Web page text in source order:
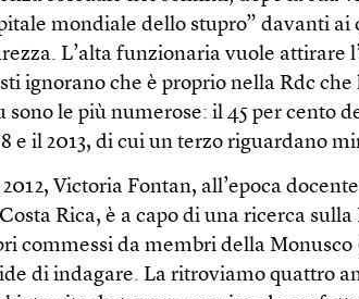
mondiale dello stupro” davanti
L’alta funzionaria vuole attirare
ignorano che è proprio nella Rdc
sono le più numerose: il 45 per cento
e il 2013, di cui un terzo riguardano
Victoria Fontan, all’epoca
Rica, è a capo di una ricerca
commessi da membri della
di indagare. La ritroviamo quattro